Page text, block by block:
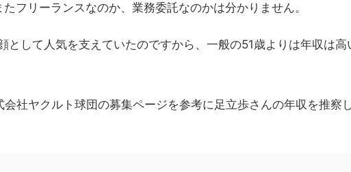
フリーランスなのか、業務委託なのかは分かりません。
として人気を支えていたのですから、一般の51歳よりは年収は高
社ヤクルト球団の募集ページを参考に足立歩さんの年収を推察